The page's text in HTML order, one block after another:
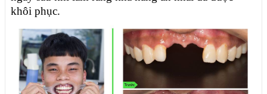
khôi phục.